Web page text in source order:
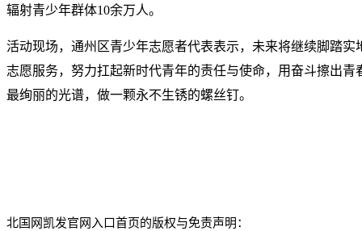
辐射青少年群体10余万人。
活动现场，通州区青少年志愿者代表表示，未来将继续脚踏实
志愿服务，努力扛起新时代青年的责任与使命，用奋斗擦出青
最绚丽的光谱，做一颗永不生锈的螺丝钉。
北国网凯发官网入口首页的版权与免责声明：